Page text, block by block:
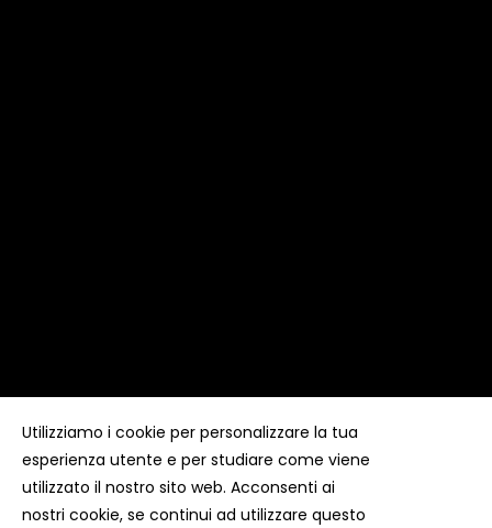
Copyright ©Kyuubi Cloud SolutionbySTUDIO
diritti riservati
Utilizziamo i cookie per personalizzare la tua
esperienza utente e per studiare come viene
utilizzato il nostro sito web. Acconsenti ai
nostri cookie, se continui ad utilizzare questo